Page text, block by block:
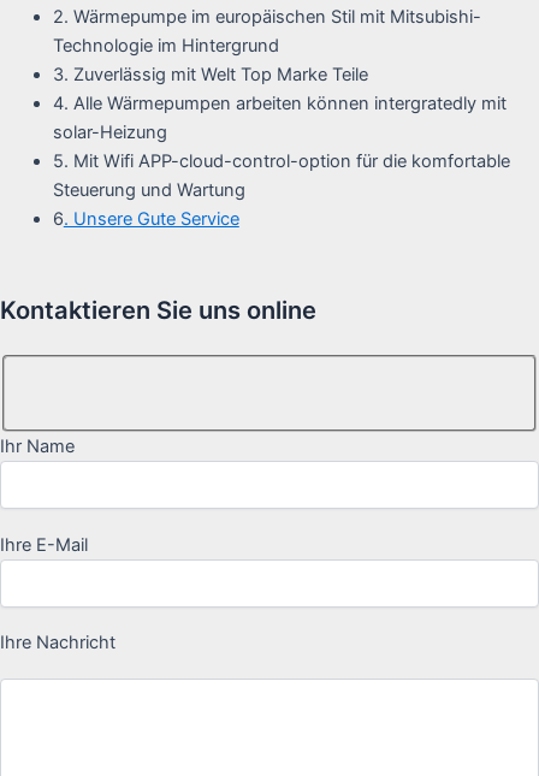
2. Wärmepumpe im europäischen Stil mit Mitsubishi-
Technologie im Hintergrund
3. Zuverlässig mit Welt Top Marke Teile
4. Alle Wärmepumpen arbeiten können intergratedly mit
solar-Heizung
5. Mit Wifi APP-cloud-control-option für die komfortable
Steuerung und Wartung
6. Unsere Gute Service
Kontaktieren Sie uns online
Ihr Name
Ihre E-Mail
Ihre Nachricht